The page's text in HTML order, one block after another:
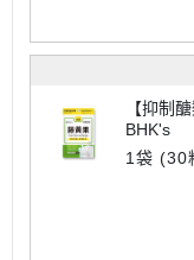
【抑制
BHK's
1袋 (30